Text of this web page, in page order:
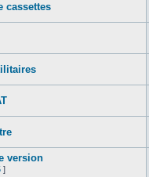
cassettes
version
]